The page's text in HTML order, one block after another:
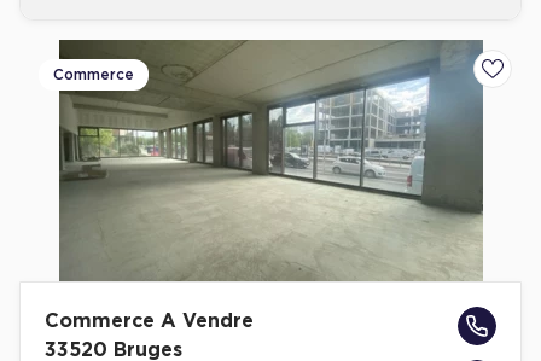
Commerce
Commerce A Vendre
33520 Bruges